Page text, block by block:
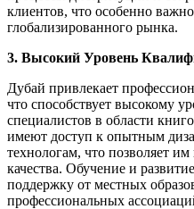
клиентов, что особенно
глобализированного рынка.
3. Высокий Уровень
Дубай привлекает
что способствует высокому
специалистов в области
имеют доступ к опытным
технологам, что позволяет
качества. Обучение и
поддержку от местных
профессиональных